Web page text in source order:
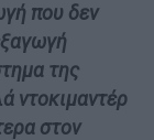
που δεν
της
ντοκιμαντέρ
στον